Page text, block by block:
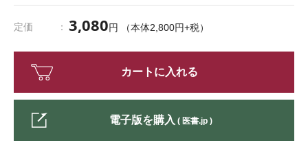
生を考える上で参考になると思う。各地域に住民全員の健康や生
活習慣を知る保健婦がいれば、幅広い問題に対応できる可能性が
聞』2012年9月20日 文化欄より）
定価 3,080円 （本体2,800円+税）
カートに入れる
電子版を購入 ( 医書.jp )